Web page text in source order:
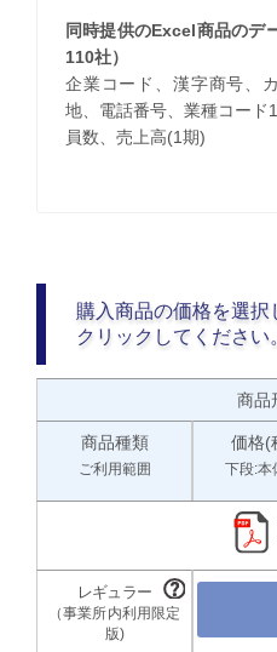
同時提供のExcel商品のデ
110社）
企業コード、漢字商号、
地、電話番号、業種コード
員数、売上高(1期)
購入商品の価格を選
クリックしてください
商品
商品種類
ご利用範囲
価格(
下段:本